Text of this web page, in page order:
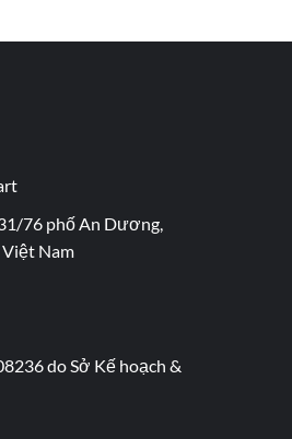
76 phố An Dương,
Nam
do Sở Kế hoạch &